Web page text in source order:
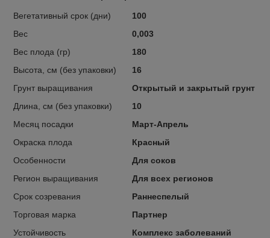
Вегетативный срок (дни)
100
Вес
0,003
Вес плода (гр)
180
Высота, см (без упаковки)
16
Грунт выращивания
Открытый и закрытый грунт
Длина, см (без упаковки)
10
Месяц посадки
Март-Апрель
Окраска плода
Красный
Особенности
Для соков
Регион выращивания
Для всех регионов
Срок созревания
Раннеспелый
Торговая марка
Партнер
Устойчивость
Комплекс заболеваний